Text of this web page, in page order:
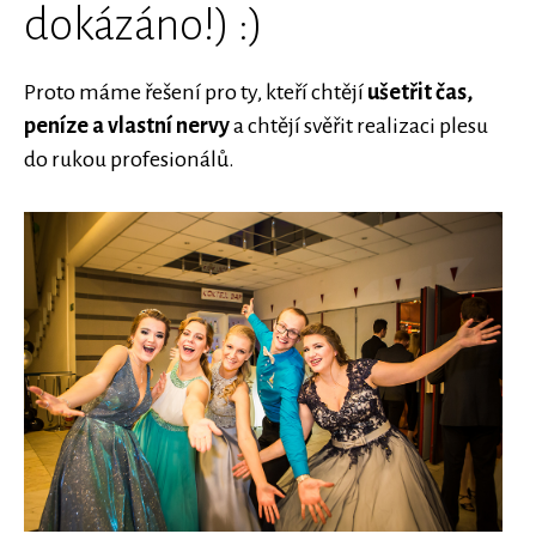
dokázáno!) :)
Proto máme řešení pro ty, kteří chtějí ušetřit čas,
peníze a vlastní nervya chtějí svěřit realizaci plesu
do rukou profesionálů.